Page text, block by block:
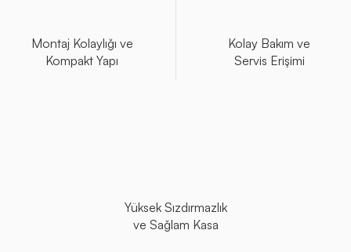
Montaj Kolaylığı ve
Kompakt Yapı
Kolay Bakım ve
Servis Erişimi
Yüksek Sızdırmazlık
ve Sağlam Kasa